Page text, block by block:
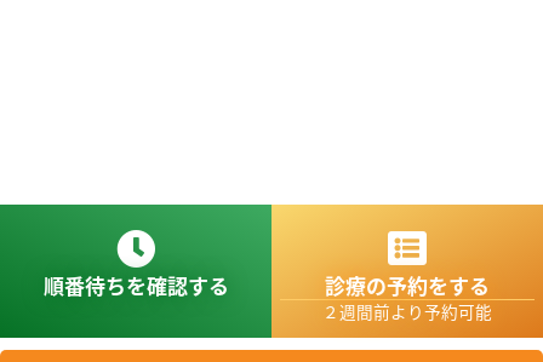
順番待ちを確認する 診療の予約をする
２週間前より予約可能